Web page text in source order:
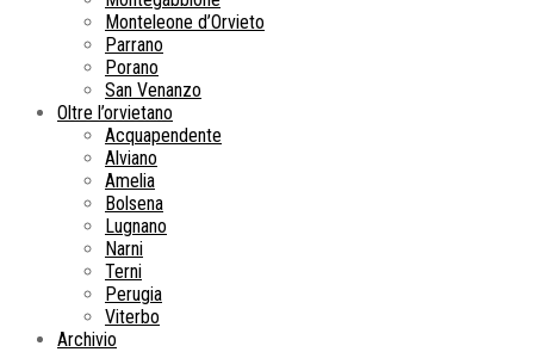
Monteleone d’Orvieto
Parrano
Porano
San Venanzo
Oltre l’orvietano
Acquapendente
Alviano
Amelia
Bolsena
Lugnano
Narni
Terni
Perugia
Viterbo
Archivio